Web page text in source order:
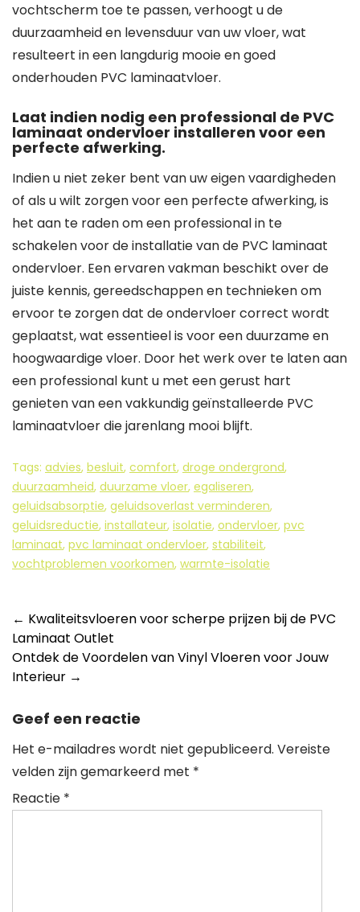
vochtscherm toe te passen, verhoogt u de
duurzaamheid en levensduur van uw vloer, wat
resulteert in een langdurig mooie en goed
onderhouden PVC laminaatvloer.
Laat indien nodig een professional de PVC
laminaat ondervloer installeren voor een
perfecte afwerking.
Indien u niet zeker bent van uw eigen vaardigheden
of als u wilt zorgen voor een perfecte afwerking, is
het aan te raden om een professional in te
schakelen voor de installatie van de PVC laminaat
ondervloer. Een ervaren vakman beschikt over de
juiste kennis, gereedschappen en technieken om
ervoor te zorgen dat de ondervloer correct wordt
geplaatst, wat essentieel is voor een duurzame en
hoogwaardige vloer. Door het werk over te laten aan
een professional kunt u met een gerust hart
genieten van een vakkundig geïnstalleerde PVC
laminaatvloer die jarenlang mooi blijft.
Tags: advies, besluit, comfort, droge ondergrond,
duurzaamheid, duurzame vloer, egaliseren,
geluidsabsorptie, geluidsoverlast verminderen,
geluidsreductie, installateur, isolatie, ondervloer, pvc
laminaat, pvc laminaat ondervloer, stabiliteit,
vochtproblemen voorkomen, warmte-isolatie
Berichtnavigatie
← Kwaliteitsvloeren voor scherpe prijzen bij de PVC
Laminaat Outlet
Ontdek de Voordelen van Vinyl Vloeren voor Jouw
Interieur →
Geef een reactie
Het e-mailadres wordt niet gepubliceerd. Vereiste
velden zijn gemarkeerd met *
Reactie *